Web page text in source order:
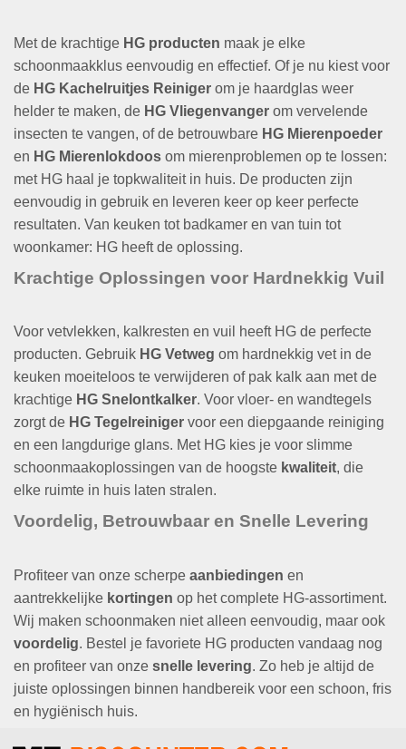
Met de krachtige HG producten maak je elke
schoonmaakklus eenvoudig en effectief. Of je nu kiest voor
de HG Kachelruitjes Reiniger om je haardglas weer
helder te maken, de HG Vliegenvanger om vervelende
insecten te vangen, of de betrouwbare HG Mierenpoeder
en HG Mierenlokdoos om mierenproblemen op te lossen:
met HG haal je topkwaliteit in huis. De producten zijn
eenvoudig in gebruik en leveren keer op keer perfecte
resultaten. Van keuken tot badkamer en van tuin tot
woonkamer: HG heeft de oplossing.
Krachtige Oplossingen voor Hardnekkig Vuil
Voor vetvlekken, kalkresten en vuil heeft HG de perfecte
producten. Gebruik HG Vetweg om hardnekkig vet in de
keuken moeiteloos te verwijderen of pak kalk aan met de
krachtige HG Snelontkalker. Voor vloer- en wandtegels
zorgt de HG Tegelreiniger voor een diepgaande reiniging
en een langdurige glans. Met HG kies je voor slimme
schoonmaakoplossingen van de hoogste kwaliteit, die
elke ruimte in huis laten stralen.
Voordelig, Betrouwbaar en Snelle Levering
Profiteer van onze scherpe aanbiedingen en
aantrekkelijke kortingen op het complete HG-assortiment.
Wij maken schoonmaken niet alleen eenvoudig, maar ook
voordelig. Bestel je favoriete HG producten vandaag nog
en profiteer van onze snelle levering. Zo heb je altijd de
juiste oplossingen binnen handbereik voor een schoon, fris
en hygiënisch huis.